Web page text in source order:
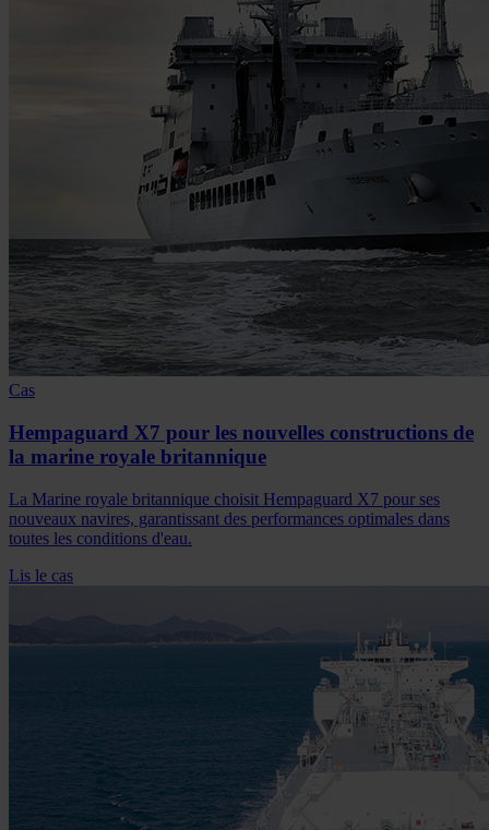
Cas
Hempaguard X7 pour les nouvelles constructions de
la marine royale britannique
La Marine royale britannique choisit Hempaguard X7 pour ses
nouveaux navires, garantissant des performances optimales dans
toutes les conditions d'eau.
Lis le cas